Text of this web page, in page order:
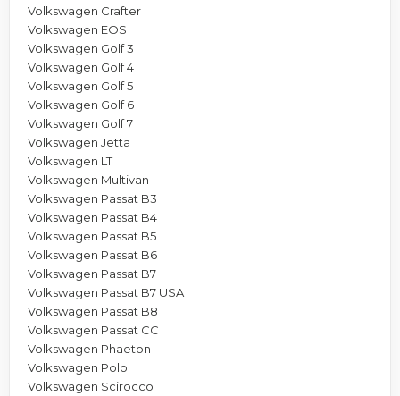
Volkswagen Crafter
Volkswagen EOS
Volkswagen Golf 3
Volkswagen Golf 4
Volkswagen Golf 5
Volkswagen Golf 6
Volkswagen Golf 7
Volkswagen Jetta
Volkswagen LT
Volkswagen Multivan
Volkswagen Passat B3
Volkswagen Passat B4
Volkswagen Passat B5
Volkswagen Passat B6
Volkswagen Passat B7
Volkswagen Passat B7 USA
Volkswagen Passat B8
Volkswagen Passat CC
Volkswagen Phaeton
Volkswagen Polo
Volkswagen Scirocco